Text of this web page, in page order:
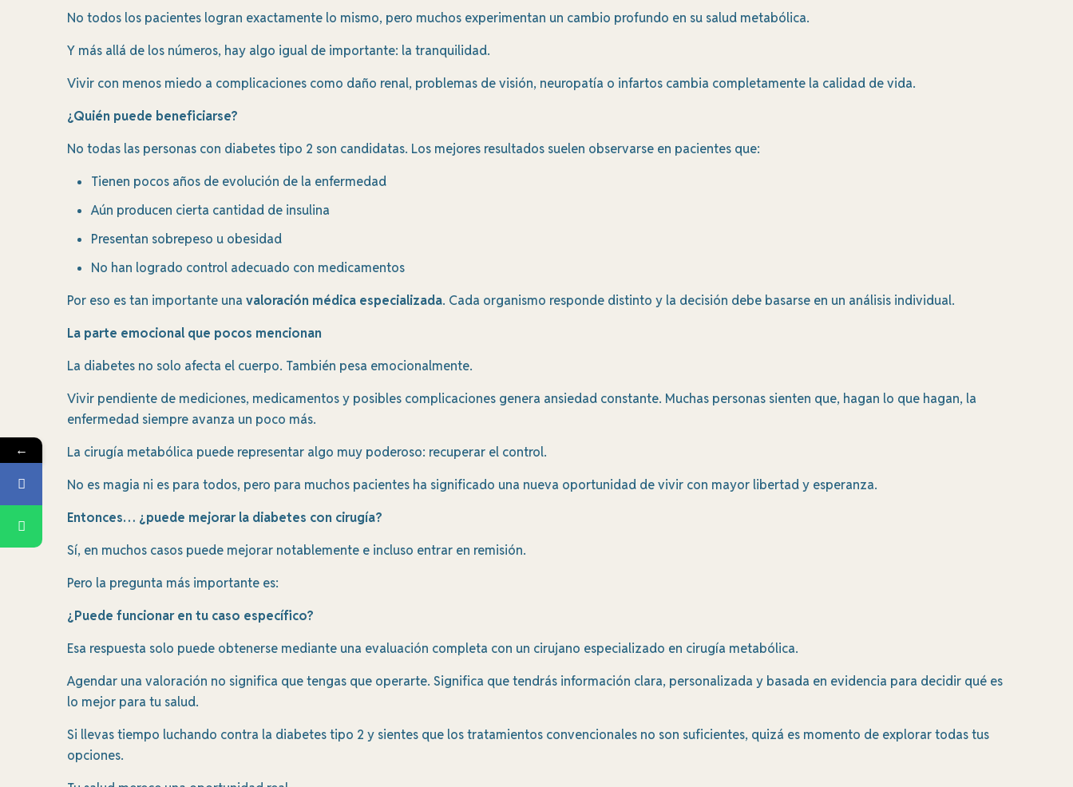
No todos los pacientes logran exactamente lo mismo, pero muchos experimentan un cambio profundo en su salud metabólica.
Y más allá de los números, hay algo igual de importante: la tranquilidad.
Vivir con menos miedo a complicaciones como daño renal, problemas de visión, neuropatía o infartos cambia completamente la calidad de vida.
¿Quién puede beneficiarse?
No todas las personas con diabetes tipo 2 son candidatas. Los mejores resultados suelen observarse en pacientes que:
Tienen pocos años de evolución de la enfermedad
Aún producen cierta cantidad de insulina
Presentan sobrepeso u obesidad
No han logrado control adecuado con medicamentos
Por eso es tan importante una valoración médica especializada. Cada organismo responde distinto y la decisión debe basarse en un análisis individual.
La parte emocional que pocos mencionan
La diabetes no solo afecta el cuerpo. También pesa emocionalmente.
Vivir pendiente de mediciones, medicamentos y posibles complicaciones genera ansiedad constante. Muchas personas sienten que, hagan lo que hagan, la
enfermedad siempre avanza un poco más.
La cirugía metabólica puede representar algo muy poderoso: recuperar el control.
No es magia ni es para todos, pero para muchos pacientes ha significado una nueva oportunidad de vivir con mayor libertad y esperanza.
Entonces… ¿puede mejorar la diabetes con cirugía?
Sí, en muchos casos puede mejorar notablemente e incluso entrar en remisión.
Pero la pregunta más importante es:
¿Puede funcionar en tu caso específico?
Esa respuesta solo puede obtenerse mediante una evaluación completa con un cirujano especializado en cirugía metabólica.
Agendar una valoración no significa que tengas que operarte. Significa que tendrás información clara, personalizada y basada en evidencia para decidir qué es
lo mejor para tu salud.
Si llevas tiempo luchando contra la diabetes tipo 2 y sientes que los tratamientos convencionales no son suficientes, quizá es momento de explorar todas tus
opciones.
←